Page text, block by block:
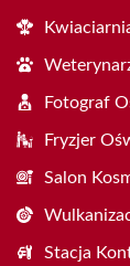
Fotograf
Fryzjer
Salon
Stacja